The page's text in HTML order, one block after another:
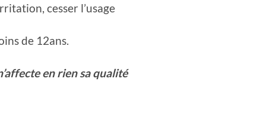
cesser l’usage
de 12ans.
en rien sa qualité